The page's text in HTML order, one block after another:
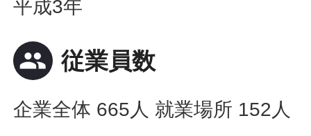
平成3年
people 従業員数
企業全体 665人 就業場所 152人